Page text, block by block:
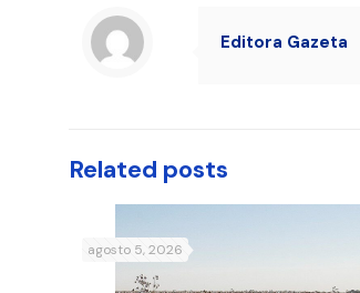
Editora Gazeta
Related posts
agosto 5, 2026